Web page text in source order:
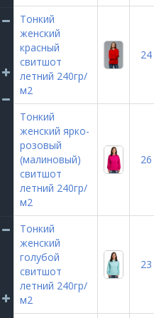
Тонкий
женский
красный
свитшот
летний 240гр/
м2
24
Тонкий
женский ярко-
розовый
(малиновый)
свитшот
летний 240гр/
м2
26
Тонкий
женский
голубой
свитшот
летний 240гр/
м2
23